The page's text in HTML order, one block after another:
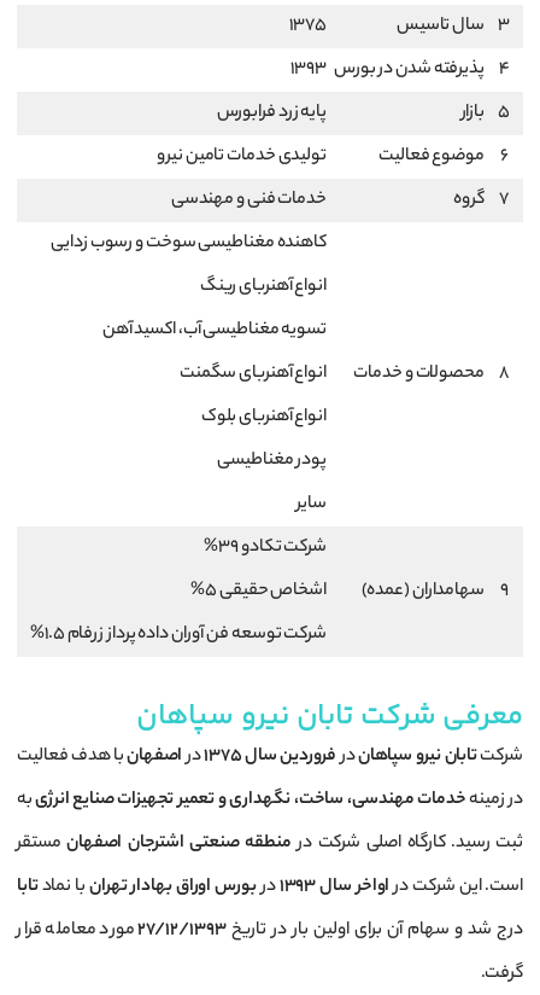
3 سال تاسیس
1375
4 پذیرفته شدن در بورس 1393
5 بازار
پایه زرد فرابورس
6 موضوع فعالیت
تولیدی خدمات تامین نیرو
7 گروه خدمات فنی و مهندسی
8 محصولات و خدمات
کاهنده مغناطیسی سوخت و رسوب زدایی
انواع آهنربای رینگ
تسویه مغناطیسی آب، اکسید آهن
انواع آهنربای سگمنت
انواع آهنربای بلوک
پودر مغناطیسی
سایر
9 سهامداران (عمده)
شرکت تکادو 39%
اشخاص حقیقی 5%
شرکت توسعه فن آوران داده پرداز زرفام 1.5%
معرفی شرکت تابان نیرو سپاهان
شرکتتابان نیرو سپاهاندرفروردین سال ۱۳۷۵ دراصفهانبا هدف فعالیت
در زمینهخدمات مهندسی، ساخت، نگهداری و تعمیر تجهیزات صنایع انرژیبه
ثبت رسید. کارگاه اصلی شرکت درمنطقه صنعتی اشترجان اصفهان مستقر
است. این شرکت دراواخر سال ۱۳۹۳ دربورس اوراق بهادار تهرانبا نمادتابا
درج شد و سهام آن برای اولین بار در تاریخ۲۷/۱۲/۱۳۹۳مورد معامله قرار
گرفت.